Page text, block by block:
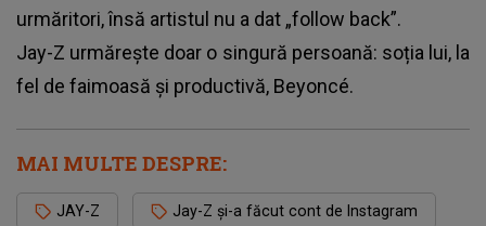
urmăritori, însă artistul nu a dat „follow back”.
Jay-Z urmărește doar o singură persoană: soția lui, la
fel de faimoasă și productivă, Beyoncé.
MAI MULTE DESPRE:
JAY-Z Jay-Z și-a făcut cont de Instagram